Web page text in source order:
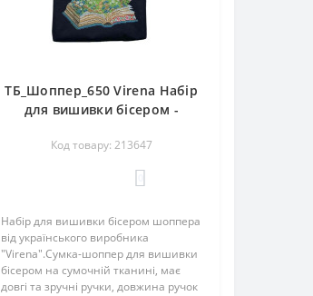
ТБ_Шоппер_650 Virena Набір
для вишивки бісером -
і будиночок 38х42 см
(сумочна тканина)
Код товару: 213647
Набір для вишивки бісером шоппера
від українського виробника
"Virena".Сумка-шоппер для вишивки
бісером на сумочній тканині, має
довгі та зручні ручки, довжина ручок